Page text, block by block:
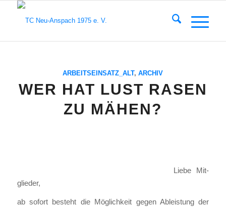
ARBEITSEINSATZ_ALT,ARCHIV
WER HAT LUST RASEN
ZU MÄHEN?
Lie­be Mit­
glie­der,
ab sofort besteht die Mög­lich­keit gegen Ableis­tung der